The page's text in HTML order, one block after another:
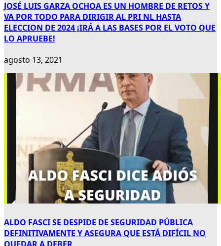
JOSÉ LUIS GARZA OCHOA ES UN HOMBRE DE RETOS Y
VA POR TODO PARA DIRIGIR AL PRI NL HASTA
ELECCION DE 2024 ¡IRÁ A LAS BASES POR EL VOTO QUE
LO APRUEBE!
agosto 13, 2021
ALDO FASCI SE DESPIDE DE SEGURIDAD PÚBLICA
DEFINITIVAMENTE Y ASEGURA QUE ESTÁ DIFÍCIL NO